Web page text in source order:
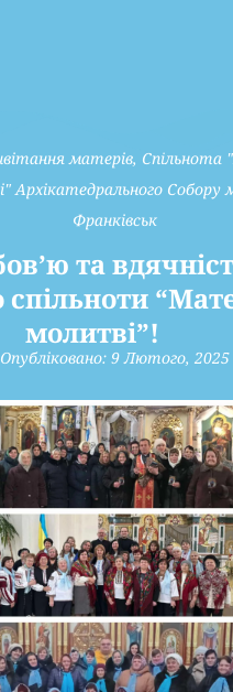
матерів, Спільнота
Архікатедрального Собору
Франківськ
та
спільноти
молитві”!
Опубліковано:9 Лютого, 2025